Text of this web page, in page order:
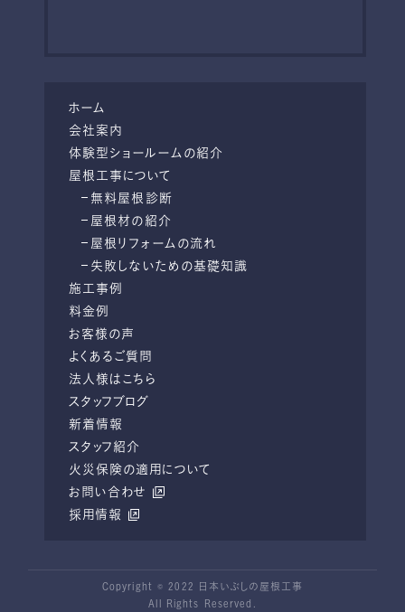
ホーム
会社案内
体験型ショールームの紹介
屋根工事について
無料屋根診断
屋根材の紹介
屋根リフォームの流れ
失敗しないための基礎知識
施工事例
料金例
お客様の声
よくあるご質問
法人様はこちら
スタッフブログ
新着情報
スタッフ紹介
火災保険の適用について
お問い合わせ
採用情報
Copyright © 2022 日本いぶしの屋根工事
All Rights Reserved.